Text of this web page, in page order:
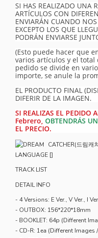
SI HAS REALIZADO UNA
ARTÍCULOS CON
ENVIARÁN CUANDO
EXCEPTO LOS QUE
PODRÁN ENVIARSE
(Esto puede hacer que
varios artículos y el total
pedido se divide en
importe, se anule la
EL PRODUCTO FINAL
DIFERIR DE LA IMAGEN.
SI REALIZAS EL PEDIDO
Febrero, OBTENDRÁS
EL PRECIO.
TRACK LIST
DETAIL INFO
- 4 Versions: E Ver., V Ver., I
- OUTBOX: 156*220*18mm
- BOOKLET: 64p (Different
- CD-R: 1ea (Different Images /